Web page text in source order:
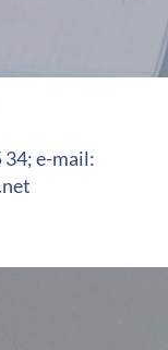
34; e-mail: